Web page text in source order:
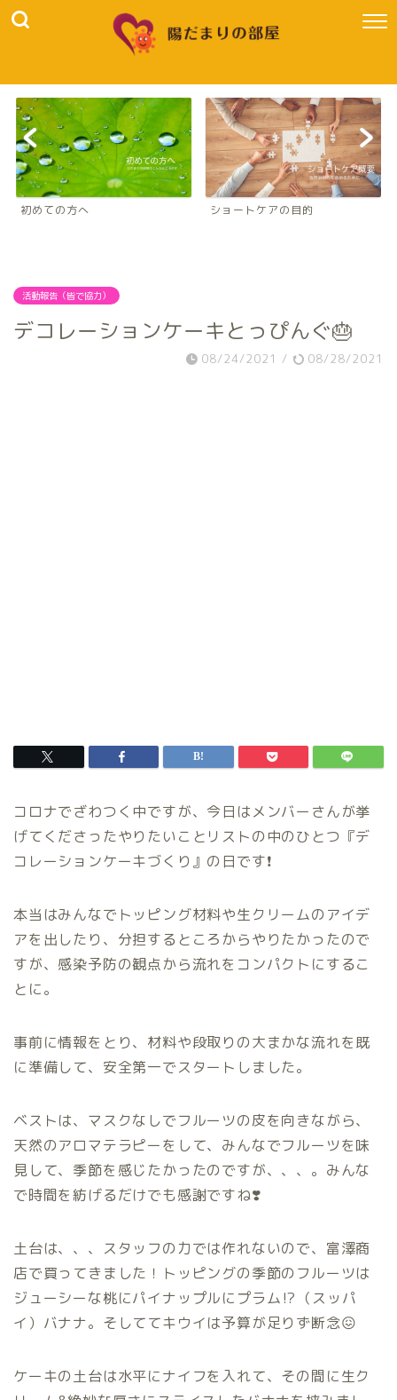
初めての方へ ショートケアの目的
活動報告（皆で協力）
デコレーションケーキとっぴんぐ🎂
08/24/2021 / 08/28/2021
コロナでざわつく中ですが、今日はメンバーさんが挙
げてくださったやりたいことリストの中のひとつ『デ
コレーションケーキづくり』の日です❗️
本当はみんなでトッピング材料や生クリームのアイデ
アを出したり、分担するところからやりたかったので
すが、感染予防の観点から流れをコンパクトにするこ
とに。
事前に情報をとり、材料や段取りの大まかな流れを既
に準備して、安全第一でスタートしました。
ベストは、マスクなしでフルーツの皮を向きながら、
天然のアロマテラピーをして、みんなでフルーツを味
見して、季節を感じたかったのですが、、、。みんな
で時間を紡げるだけでも感謝ですね❣️
土台は、、、スタッフの力では作れないので、富澤商
店で買ってきました！トッピングの季節のフルーツは
ジューシーな桃にパイナップルにプラム⁉️（スッパ
イ）バナナ。そしててキウイは予算が足りず断念😖
ケーキの土台は水平にナイフを入れて、その間に生ク